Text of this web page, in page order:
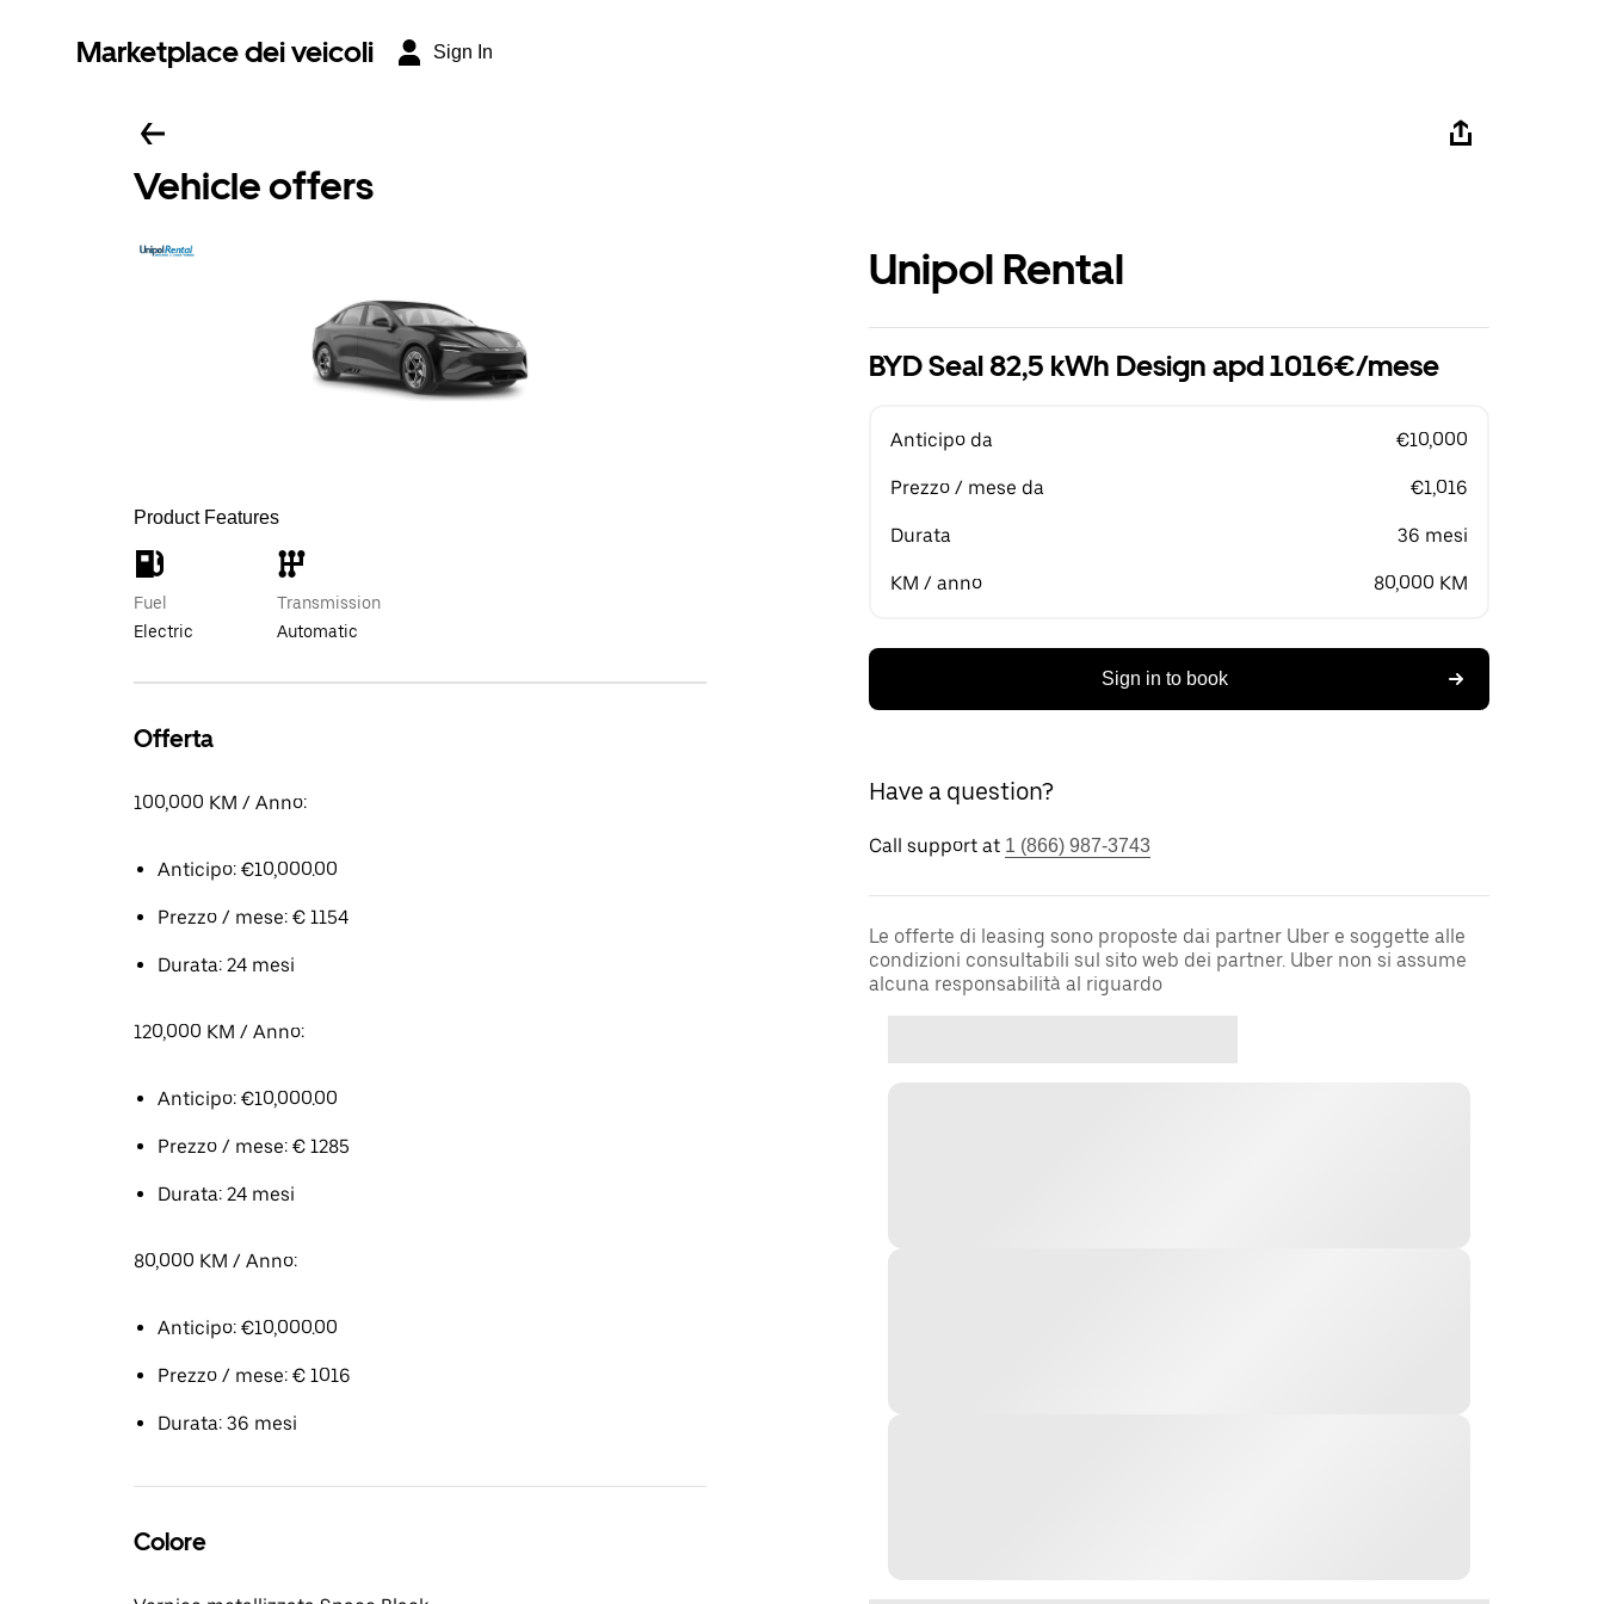
Marketplace dei veicoli Sign In
Vehicle offers
Product Features
Fuel
Electric
Transmission
Automatic
Offerta
100,000 KM / Anno:
Anticipo: €10,000.00
Prezzo / mese: € 1154
Durata: 24 mesi
120,000 KM / Anno:
Anticipo: €10,000.00
Prezzo / mese: € 1285
Durata: 24 mesi
80,000 KM / Anno:
Anticipo: €10,000.00
Prezzo / mese: € 1016
Durata: 36 mesi
Colore
Unipol Rental
BYD Seal 82,5 kWh Design apd 1016€/mese
Anticipo da €10,000
Prezzo / mese da €1,016
Durata 36 mesi
KM / anno 80,000 KM
Sign in to book
Have a question?
Call support at 1 (866) 987-3743
Le offerte di leasing sono proposte dai partner Uber e soggette alle
condizioni consultabili sul sito web dei partner. Uber non si assume
alcuna responsabilità al riguardo